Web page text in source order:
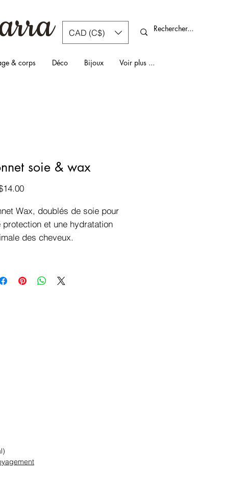
CAD (C$)
& corps Déco Bijoux Voir plus ...
soie & wax
Prix
Wax, doublés de soie pour
protection et une hydratation
des cheveux.